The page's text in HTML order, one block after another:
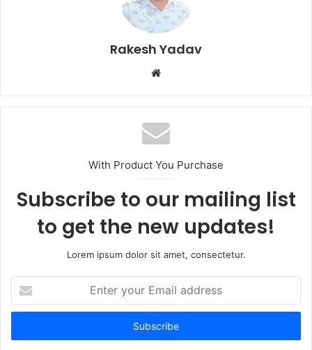
Rakesh Yadav
b
s
i
e
With Product You Purchase
Subscribe to our mailing list
to get the new updates!
Lorem ipsum dolor sit amet, consectetur.
t
r